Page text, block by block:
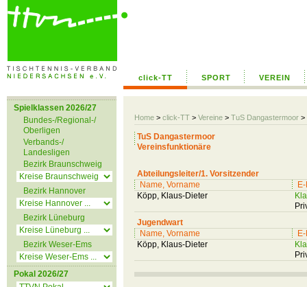
click-TT SPORT VEREIN
Home > click-TT > Vereine > TuS Dangastermoor >
Spielklassen 2026/27
Bundes-/Regional-/
Oberligen
Verbands-/
Landesligen
Bezirk Braunschweig
Bezirk Hannover
Bezirk Lüneburg
Bezirk Weser-Ems
Pokal 2026/27
TuS Dangastermoor
Vereinsfunktionäre
Abteilungsleiter/1. Vorsitzender
Name, Vorname
Köpp, Klaus-Dieter
Jugendwart
Name, Vorname
Köpp, Klaus-Dieter